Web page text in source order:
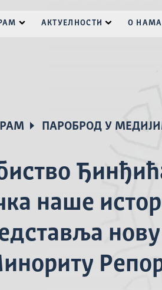
АКТУЕЛНОСТИ О НАМА
ПАРОБРОД У
наше